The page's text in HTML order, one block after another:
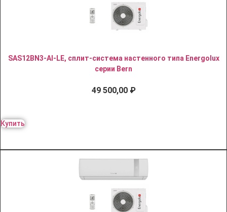
SAS12BN3-AI-LE, сплит-система настенного типа Energolux
серии Bern
49 500,00 ₽
Купить